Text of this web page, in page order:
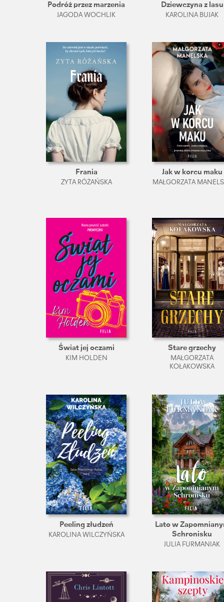
Podróż przez marzenia
JAGODA WOCHLIK
Dziewczyna z lasu
KAROLINA BUJAK
Frania
ZYTA RÓŻAŃSKA
Jak w korcu maku
MAŁGORZATA
Świat jej oczami
KIM HOLDEN
Stare grzechy
MAŁGORZATA
KOŁAKOWSKA
Peeling złudzeń
KAROLINA WILCZYŃSKA
Lato w
Schronisku
JULIA FURMANIAK